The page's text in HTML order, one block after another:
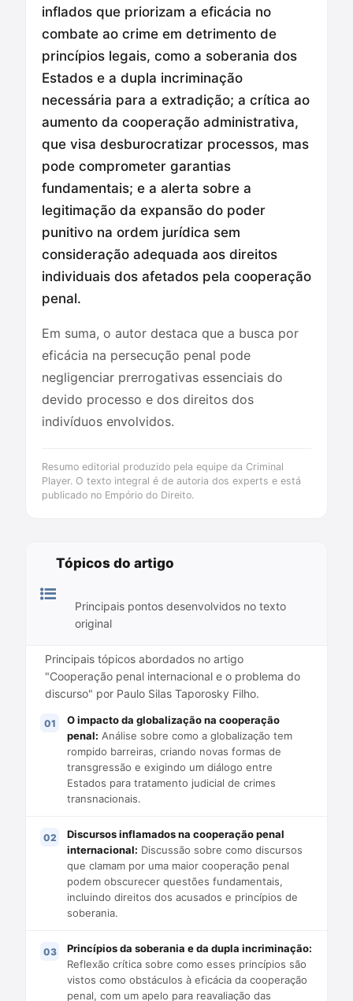
inflados que priorizam a eficácia no
combate ao crime em detrimento de
princípios legais, como a soberania dos
Estados e a dupla incriminação
necessária para a extradição; a crítica ao
aumento da cooperação administrativa,
que visa desburocratizar processos, mas
pode comprometer garantias
fundamentais; e a alerta sobre a
legitimação da expansão do poder
punitivo na ordem jurídica sem
consideração adequada aos direitos
individuais dos afetados pela cooperação
penal.
Em suma, o autor destaca que a busca por
eficácia na persecução penal pode
negligenciar prerrogativas essenciais do
devido processo e dos direitos dos
indivíduos envolvidos.
Resumo editorial produzido pela equipe da Criminal
Player. O texto integral é de autoria dos experts e está
publicado no Empório do Direito.
Tópicos do artigo
Principais pontos desenvolvidos no texto
original
Principais tópicos abordados no artigo
"Cooperação penal internacional e o problema do
discurso" por Paulo Silas Taporosky Filho.
O impacto da globalização na cooperação
penal: Análise sobre como a globalização tem
rompido barreiras, criando novas formas de
transgressão e exigindo um diálogo entre
Estados para tratamento judicial de crimes
transnacionais.
Discursos inflamados na cooperação penal
internacional: Discussão sobre como discursos
que clamam por uma maior cooperação penal
podem obscurecer questões fundamentais,
incluindo direitos dos acusados e princípios de
soberania.
Princípios da soberania e da dupla incriminação:
Reflexão crítica sobre como esses princípios são
vistos como obstáculos à eficácia da cooperação
penal, com um apelo para reavaliação das